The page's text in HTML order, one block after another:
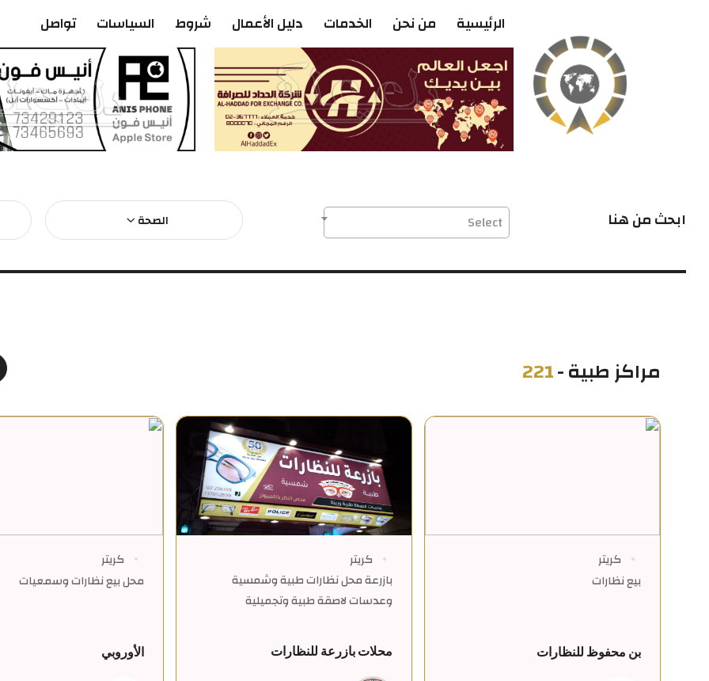
الرئيسية من نحن الخدمات دليل الأعمال شروط السياسات تواصل
ابحث من هنا Select الصحة
مراكز طبية-
221
كريتر
بيع نظارات
بن محفوظ للنظارات
كريتر
بازرعة محل نظارات طبية وشمسية
وعدسات لاصقة طبية وتجميلية
محلات بازرعة للنظارات
كريتر
محل بيع نظارات وسمعيات
الأوروبي